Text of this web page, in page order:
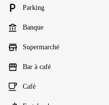
Parking
Banque
Supermarché
Bar à café
Café